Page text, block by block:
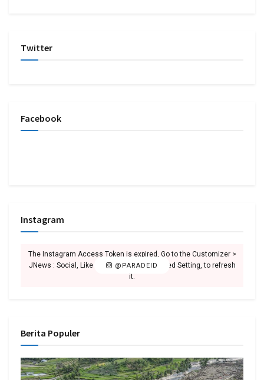
Twitter
Facebook
Instagram
@PARADEID
The Instagram Access Token is expired, Go to the Customizer >
JNews : Social, Like & View > Instagram Feed Setting, to refresh
it.
Berita Populer